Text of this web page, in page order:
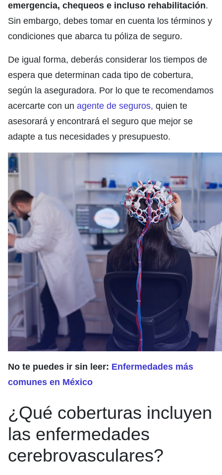
emergencia, chequeos e incluso rehabilitación.
Sin embargo, debes tomar en cuenta los términos y
condiciones que abarca tu póliza de seguro.
De igual forma, deberás considerar los tiempos de
espera que determinan cada tipo de cobertura,
según la aseguradora. Por lo que te recomendamos
acercarte con un agente de seguros, quien te
asesorará y encontrará el seguro que mejor se
adapte a tus necesidades y presupuesto.
No te puedes ir sin leer: Enfermedades más
comunes en México
¿Qué coberturas incluyen
las enfermedades
cerebrovasculares?